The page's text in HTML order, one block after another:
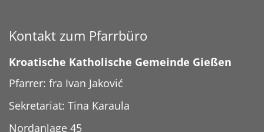
Kontakt zum Pfarrbüro
Kroatische Katholische Gemeinde Gießen
Pfarrer: fra Ivan Jaković
Sekretariat: Tina Karaula
Nordanlage 45